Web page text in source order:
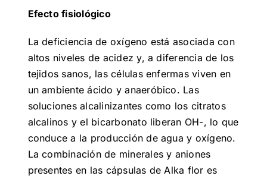
Efecto fisiológico
La deficiencia de oxígeno está asociada con
altos niveles de acidez y, a diferencia de los
tejidos sanos, las células enfermas viven en
un ambiente ácido y anaeróbico. Las
soluciones alcalinizantes como los citratos
alcalinos y el bicarbonato liberan OH-, lo que
conduce a la producción de agua y oxígeno.
La combinación de minerales y aniones
presentes en las cápsulas de Alka flor es